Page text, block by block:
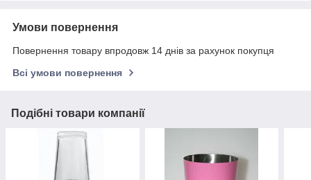
Умови повернення
Повернення товару впродовж 14 днів за рахунок покупця
Всі умови повернення
Подібні товари компанії